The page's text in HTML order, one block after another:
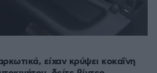
είχαν κρύψει κοκαΐνη